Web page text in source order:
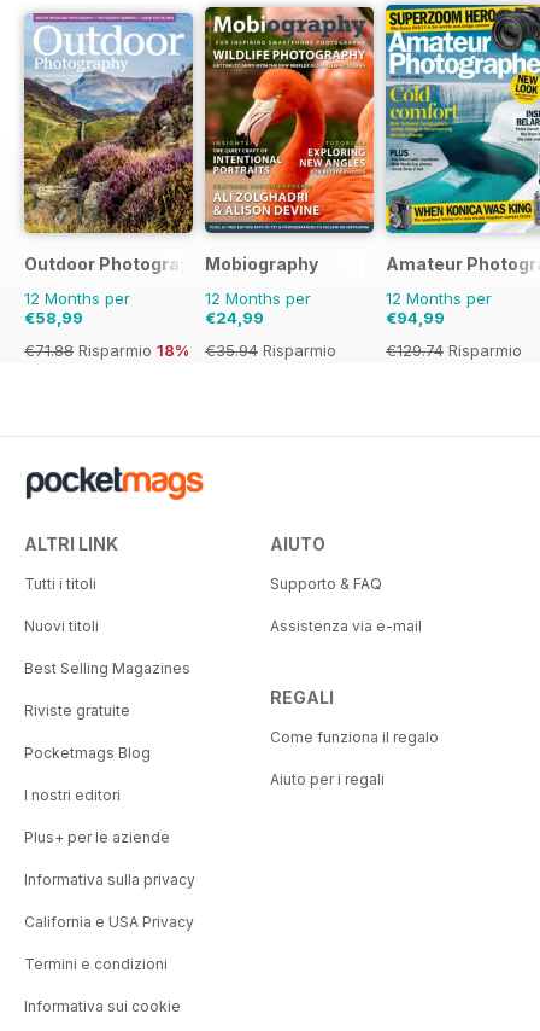
Outdoor Photography
12 Months per
€58,99
€71.88 Risparmio 18%
Mobiography
12 Months per
€24,99
€35.94 Risparmio
Amateur
12 Months per
€94,99
€129.74 Risparmio
ALTRI LINK
Tutti i titoli
Nuovi titoli
Best Selling Magazines
Riviste gratuite
Pocketmags Blog
I nostri editori
Plus+ per le aziende
Informativa sulla privacy
California e USA Privacy
Termini e condizioni
Informativa sui cookie
AIUTO
Supporto & FAQ
Assistenza via e-mail
REGALI
Come funziona il regalo
Aiuto per i regali